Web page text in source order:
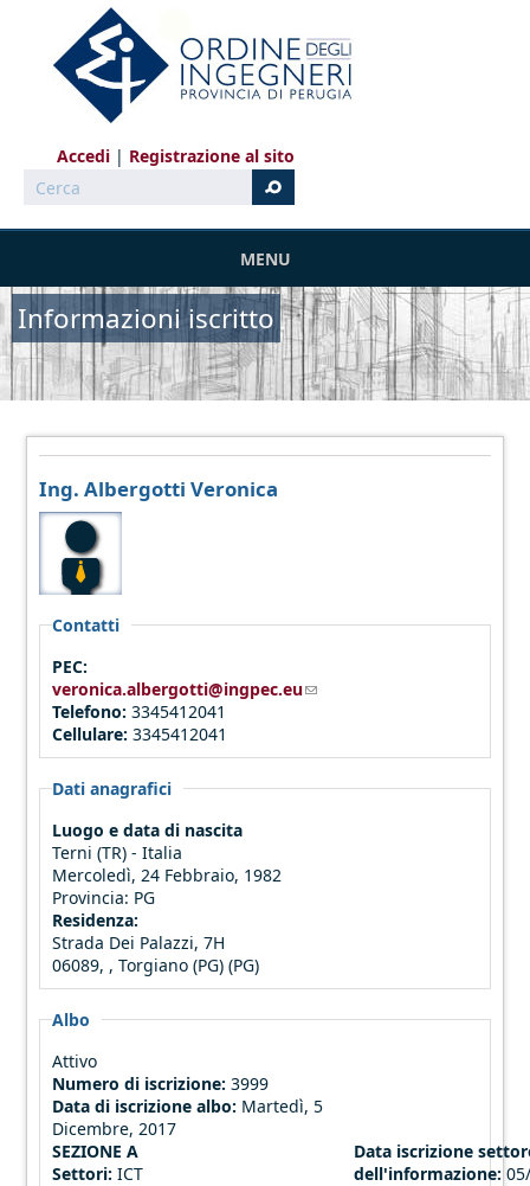
Salta al contenuto principale
Accedi
Registrazione al sito
Cerca
MENU
Informazioni iscritto
Ing. Albergotti Veronica
Contatti
PEC:
veronica.albergotti@ingpec.eu(link sends e-mail)
Telefono:3345412041
Cellulare:3345412041
Dati anagrafici
Luogo e data di nascita
Terni (TR) - Italia
Mercoledì, 24 Febbraio, 1982
Provincia: PG
Residenza:
Strada Dei Palazzi, 7H
06089, , Torgiano (PG) (PG)
Albo
Attivo
Numero di iscrizione: 3999
Data di iscrizione albo: Martedì, 5
Dicembre, 2017
SEZIONE A
Settori: ICT
Data iscrizione
dell'informazione: